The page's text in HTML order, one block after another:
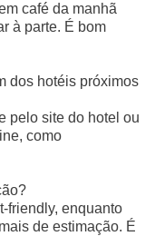
café da manhã
à parte. É bom
dos hotéis próximos
pelo site do hotel ou
como
friendly, enquanto
de estimação. É